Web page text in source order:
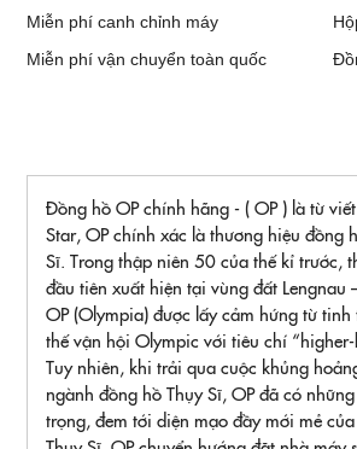
Miễn phí canh chỉnh máy
Miễn phí vận chuyển toàn quốc
Đồng hồ OP chính hãng - ( OP ) là từ
Star, OP chính xác là thương hiệu đồng
Sĩ. Trong thập niên 50 của thế kỉ trước,
đầu tiên xuất hiện tại vùng đất Lengnau
OP (Olympia) được lấy cảm hứng từ
thế vận hội Olympic với tiêu chí “higher-
Tuy nhiên, khi trải qua cuộc khủng
ngành đồng hồ Thụy Sĩ, OP đã có
trọng, đem tới diện mạo đầy mới mẻ